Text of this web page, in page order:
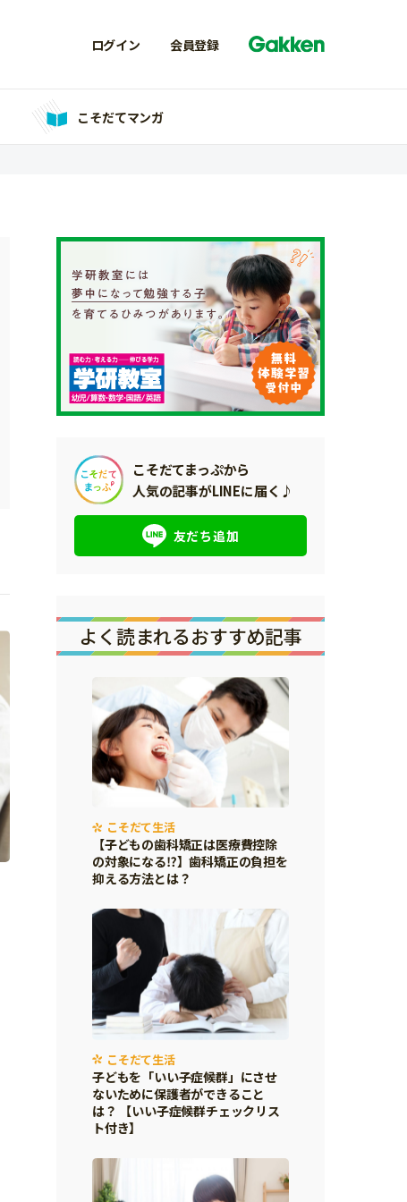
ログイン 会員登録
こそだてマンガ
こそだてまっぷから
人気の記事がLINEに届く♪
友だち追加
よく読まれるおすすめ記事
こそだて生活
【子どもの歯科矯正は医療費控除
の対象になる⁉】歯科矯正の負担を
抑える方法とは？
こそだて生活
子どもを「いい子症候群」にさせ
ないために保護者ができること
は？ 【いい子症候群チェックリス
ト付き】